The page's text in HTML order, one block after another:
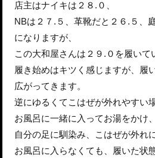
店主はナイキは２８.０、
NBは２７.５、革靴だと２６.５、
になりますが、
この大和屋さんは２９.０を履いて
履き始めはキツく感じますが、履
広がってきます。
逆にゆるくてこはぜが外れやすい場
お風呂に一緒に入ってお湯をかけ
自分の足に馴染み、こはぜが外れ
お風呂に入らなくても、履いた状